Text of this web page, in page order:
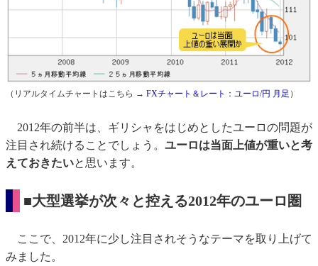
（リアルタイムチャートはこちら → FXチャート＆レート：ユーロ/円 月足 ）
2012年の前半は、ギリシャをはじめとしたユーロの問題が
注目され続けることでしょう。 ユーロは当面上値が重いと考
えておきたいと思います。
■大型選挙が次々と控える2012年のユーロ圏
ここで、2012年に少し注目されそうなテーマを取り上げて
みました。